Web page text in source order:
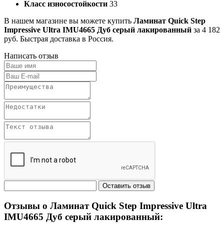
Класс износостойкости 33
В нашем магазине вы можете купить Ламинат Quick Step
Impressive Ultra IMU4665 Дуб серый лакированный за 4 182
руб. Быстрая доставка в Россия.
Написать отзыв
Отзывы о Ламинат Quick Step Impressive Ultra
IMU4665 Дуб серый лакированный: